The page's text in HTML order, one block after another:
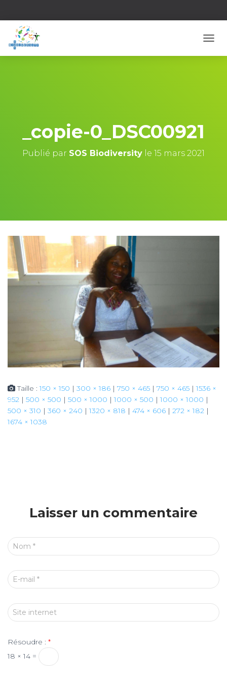
É
N
_copie-0_DSC00921
Publié par SOS Biodiversity le 15 mars 2021
Taille :150 × 150 | 300 × 186 | 750 × 465 | 750 × 465 | 1536 ×
952 | 500 × 500 | 500 × 1000 | 1000 × 500 | 1000 × 1000 |
500 × 310 | 360 × 240 | 1320 × 818 | 474 × 606 | 272 × 182 |
1674 × 1038
Laisser un commentaire
Nom *
E-mail *
Site internet
Résoudre : *
18 × 14 =